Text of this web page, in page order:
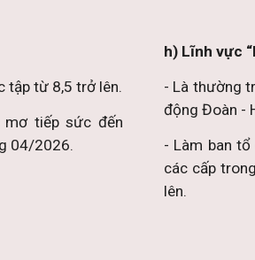
tập từ 8,5 trở lên.
tiếp sức đến
04/2026.
h) Lĩnh vực
- Là thường
động Đoàn -
- Làm ban
các cấp
lên.